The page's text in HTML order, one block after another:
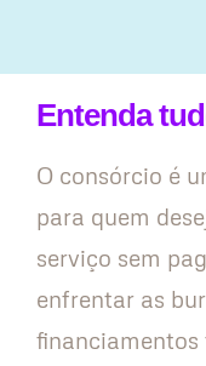
Entenda
O consórcio é
para quem
serviço sem
enfrentar as
financiamentos